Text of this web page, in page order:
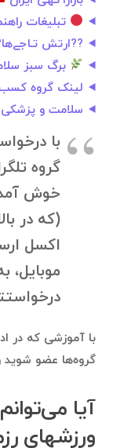
تبلیغات
??ارتش
برگ سبز
لینک گروه
سلامت و
با
گروه
خوش
(که در
اکسل
با آموزشی که در
گروه‌ها عضو شوید
آیا
ورزشهای